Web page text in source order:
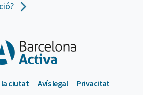
la ciutat Avís legal Privacitat